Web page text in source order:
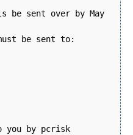
be sent over by May
be sent to:
you by pcrisk